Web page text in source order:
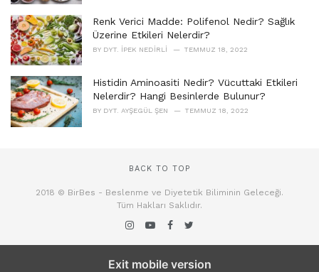
Renk Verici Madde: Polifenol Nedir? Sağlık
Üzerine Etkileri Nelerdir?
BY DYT. İPEK NEDIRLI TEMMUZ 18, 2022
Histidin Aminoasiti Nedir? Vücuttaki Etkileri
Nelerdir? Hangi Besinlerde Bulunur?
BY DYT. AYŞEGÜL ŞEN TEMMUZ 18, 2022
BACK TO TOP
2018 © BirBes - Beslenme ve Diyetetik Biliminin Geleceği.
Tüm Hakları Saklıdır.
Exit mobile version